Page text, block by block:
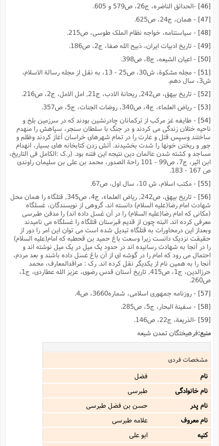
-الحدائق الناضره، ج26، ص579 و 605.
- همان، ج24، ص625.
- سیاستنامه، خواجه نظام الملک طوسى، ص215.
- تاریخ ادبیات ایران، ذبیح الله صفا، ج2، ص186.
- اعیان الشیعه، ج8، ص398.
- مجله مشکوة، ش30، ص25 - 13، به نقل از مجله رسالة الاسلام،
ش3، سال دهم.
- تاریخ بیهق، ص242, ریحانة الادب، ج21, امل الامل، ج2، ص216.
- ریاض العلماء، ج4، ص340، روضات الجنات، ج5، ص357.
- طایفه غز مرکب از ترکمانان چادرنشین بودند که در سرزمین بلخ و
ناحیه ختلان زندگى مى کردند و در جنگ با سلطان سنجر، سپاهش را منهدم
ساختند وسپس قتل و غارت را در تمام شهرهاى خراسان آغاز کردند وظلم و
جور و ریختن خونها را شدت بخشیدند. آتش زدن کتابخانه هاى بسیار، انهدام
مساجد و کشته شدن عالمان دین نتیجه این فتنه بود. (ر.ک :الکامل فى التاریخ،
ابن اثیر، ج7، ص99 - 101 راحة الصدور، محمد بن على بن سلیمان راوندى
ص 167 - 183.
- مکتب اسلام، ش 10، سال اول، ص67.
- تاریخ بیهق، ص242, ریاض العلماء، ج4، ص345, قتلگاه را همان محل
شهادت امام رضا(علیه السلام) دانسته اند. گروهى از نویسندگان، غسلگاه
(مکانى که امام رضا(علیه السلام) را در آن غسل داده اند) را مدفن طبرسى
معرفى کرده اند. البته چون از قدیم قبرستان قتلگاه را غسلگاه مى نامیدند
وبعداز این درمحاورات به قتلگاه تبدیل شده است مى توان این امر را دور از
حقیقت نزدیک دانست زیرا وسعت باغ حمید بن قحطبه که امام(علیه السلام)
را در آنجا به شهادت رسانیده اند در حدود یک میل در یک میل نوشته اند و
احتمال مى رود که امام را در گوشه اى از آن باغ غسل داده باشند و بعد مردم،
آنجا را به همین نام از یکدیگر نقل کرده اند. رک : مراقدالمعارف، محمد
حرزالدین، ج1، ص415, تاریخ آستان قدس رضوى، عزیز الله عطاردى، ج1،
ص260.
- روزنامه جمهورى اسلامى، شماره3660، ص4.
- سفینة البحار، ج5، ص285.
-الذریعة، ج22، ص146.
منبع:فرهیختگان تمدن شیعه
مشخصات فردی
نام
فضل
نام خانوادگی
طبرسى
نام پدر
حسن بن فضل طبرسى
نام معروف
علامه طبرسى
کنیه
ابو على